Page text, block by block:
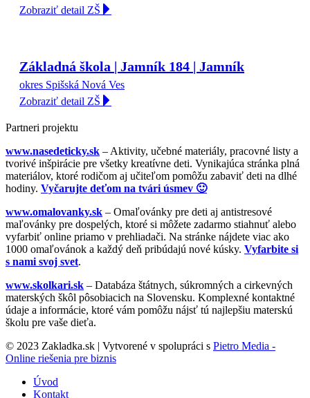
Zobraziť detail ZŠ
Základná škola | Jamník 184 | Jamník
okres Spišská Nová Ves
Zobraziť detail ZŠ
Partneri projektu
www.nasedeticky.sk – Aktivity, učebné materiály, pracovné listy a
tvorivé inšpirácie pre všetky kreatívne deti. Vynikajúca stránka plná
materiálov, ktoré rodičom aj učiteľom pomôžu zabaviť deti na dlhé
hodiny. Vyčarujte deťom na tvári úsmev 🙂
www.omalovanky.sk – Omaľovánky pre deti aj antistresové
maľovánky pre dospelých, ktoré si môžete zadarmo stiahnuť alebo
vyfarbiť online priamo v prehliadači. Na stránke nájdete viac ako
1000 omaľovánok a každý deň pribúdajú nové kúsky. Vyfarbite si
s nami svoj svet.
www.skolkari.sk – Databáza štátnych, súkromných a cirkevných
materských škôl pôsobiacich na Slovensku. Komplexné kontaktné
údaje a informácie, ktoré vám pomôžu nájsť tú najlepšiu materskú
školu pre vaše dieťa.
© 2023 Zakladka.sk | Vytvorené v spolupráci s Pietro Media -
Online riešenia pre biznis
Úvod
Kontakt